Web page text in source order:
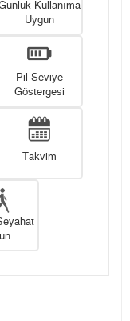
Kullanıma
Uygun
Pil Seviye
Göstergesi
Takvim